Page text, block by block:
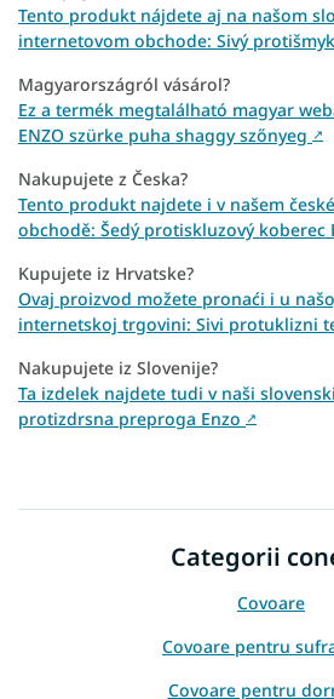
Tento produkt nájdete aj na našom
internetovom obchode: Sivý
Magyarországról vásárol?
Ez a termék megtalálható magyar
ENZO szürke puha shaggy szőnyeg ↗
Nakupujete z Česka?
Tento produkt najdete i v našem
obchodě: Šedý protiskluzový koberec
Kupujete iz Hrvatske?
Ovaj proizvod možete pronaći i u
internetskoj trgovini: Sivi protuklizni
Nakupujete iz Slovenije?
Ta izdelek najdete tudi v naši
protizdrsna preproga Enzo ↗
Categorii
Covoare
Covoare pentru
Covoare pentru